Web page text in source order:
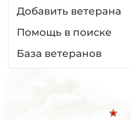
Добавить ветерана
Помощь в поиске
База ветеранов